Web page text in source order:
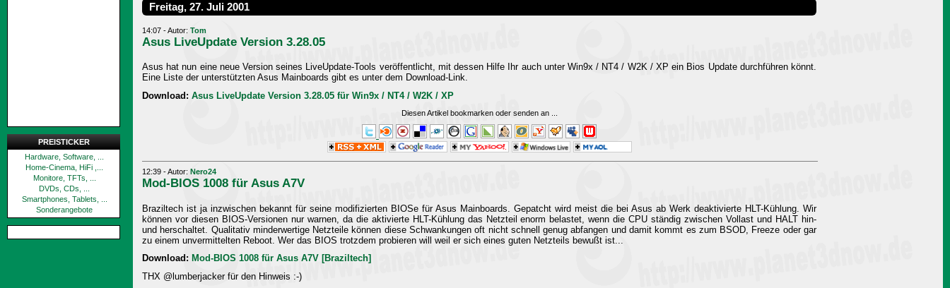
PREISTICKER
Hardware, Software, ...
Home-Cinema, HiFi ,...
Monitore, TFTs, ...
DVDs, CDs, ...
Smartphones, Tablets, ...
Sonderangebote
Freitag, 27. Juli 2001
14:07 - Autor: Tom
Asus LiveUpdate Version 3.28.05
Asus hat nun eine neue Version seines LiveUpdate-Tools veröffentlicht, mit dessen Hilfe Ihr auch unter Win9x / NT4 / W2K / XP ein Bios Update durchführen könnt.
Eine Liste der unterstützten Asus Mainboards gibt es unter dem Download-Link.
Download: Asus LiveUpdate Version 3.28.05 für Win9x / NT4 / W2K / XP
Diesen Artikel bookmarken oder senden an
12:39 - Autor: Nero24
Mod-BIOS 1008 für Asus A7V
Braziltech ist ja inzwischen bekannt für seine modifizierten BIOSe für Asus Mainboards. Gepatcht wird meist die bei Asus ab Werk deaktivierte HLT-Kühlung. Wir
können vor diesen BIOS-Versionen nur warnen, da die aktivierte HLT-Kühlung das Netzteil enorm belastet, wenn die CPU ständig zwischen Vollast und HALT hin-
und herschaltet. Qualitativ minderwertige Netzteile können diese Schwankungen oft nicht schnell genug abfangen und damit kommt es zum BSOD, Freeze oder gar
zu einem unvermittelten Reboot. Wer das BIOS trotzdem probieren will weil er sich eines guten Netzteils bewußt ist...
Download: Mod-BIOS 1008 für Asus A7V [Braziltech]
THX @lumberjacker für den Hinweis :-)